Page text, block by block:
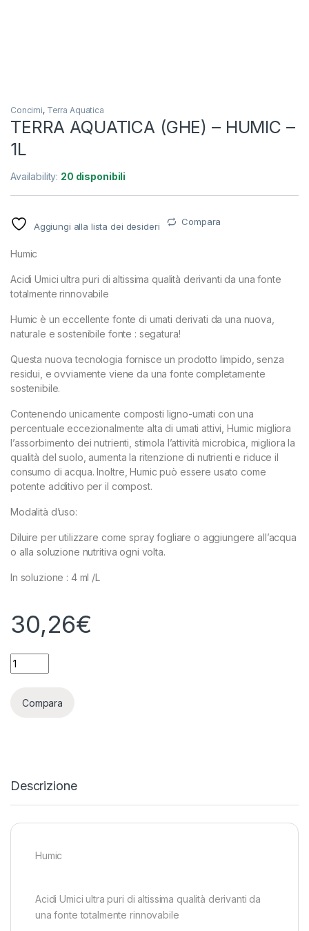
Concimi, Terra Aquatica
TERRA AQUATICA (GHE) – HUMIC –
1L
Availability: 20 disponibili
Aggiungi alla lista dei desideri Compara
Humic
Acidi Umici ultra puri di altissima qualità derivanti da una fonte
totalmente rinnovabile
Humic è un eccellente fonte di umati derivati da una nuova,
naturale e sostenibile fonte : segatura!
Questa nuova tecnologia fornisce un prodotto limpido, senza
residui, e ovviamente viene da una fonte completamente
sostenibile.
Contenendo unicamente composti ligno-umati con una
percentuale eccezionalmente alta di umati attivi, Humic migliora
l’assorbimento dei nutrienti, stimola l’attività microbica, migliora la
qualità del suolo, aumenta la ritenzione di nutrienti e riduce il
consumo di acqua. Inoltre, Humic può essere usato come
potente additivo per il compost.
Modalità d’uso:
Diluire per utilizzare come spray fogliare o aggiungere all’acqua
o alla soluzione nutritiva ogni volta.
In soluzione : 4 ml /L
30,26€
TERRA AQUATICA (GHE) - HUMIC - 1L quantity
Compara
Descrizione
Humic
Acidi Umici ultra puri di altissima qualità derivanti da
una fonte totalmente rinnovabile